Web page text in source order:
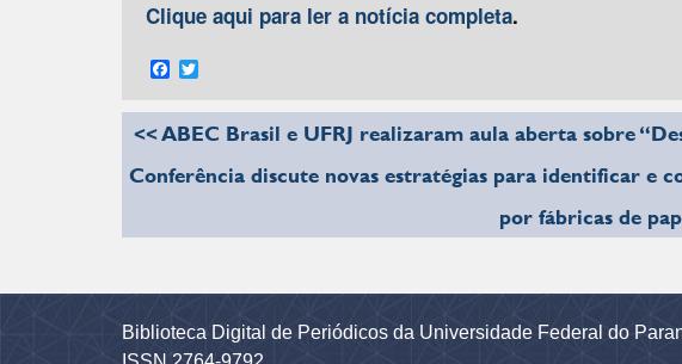
Clique aqui para ler a notícia completa.
Facebook
<< ABEC Brasil e UFRJ realizaram aula aberta sobre
Conferência discute novas estratégias para identificar e
por fábricas de
Biblioteca Digital de Periódicos da Universidade Federal do